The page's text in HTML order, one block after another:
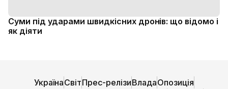
Суми під ударами швидкісних дронів: що відомо і
як діяти
УкраїнаСвітПрес-релізиВладаОпозиція